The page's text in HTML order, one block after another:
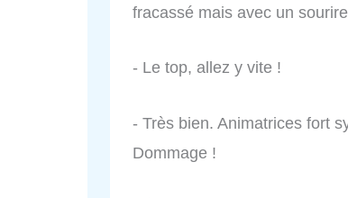
fracassé mais avec un
- Le top, allez y vite !
- Très bien. Animatrices fort
Dommage !